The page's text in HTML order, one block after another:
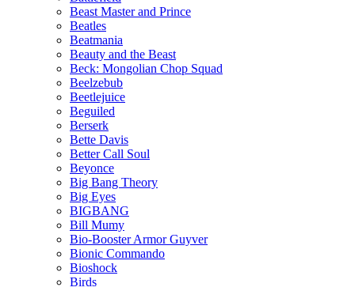
Beast Master and Prince
Beatles
Beatmania
Beauty and the Beast
Beck: Mongolian Chop Squad
Beelzebub
Beetlejuice
Beguiled
Berserk
Bette Davis
Better Call Soul
Beyonce
Big Bang Theory
Big Eyes
BIGBANG
Bill Mumy
Bio-Booster Armor Guyver
Bionic Commando
Bioshock
Birds